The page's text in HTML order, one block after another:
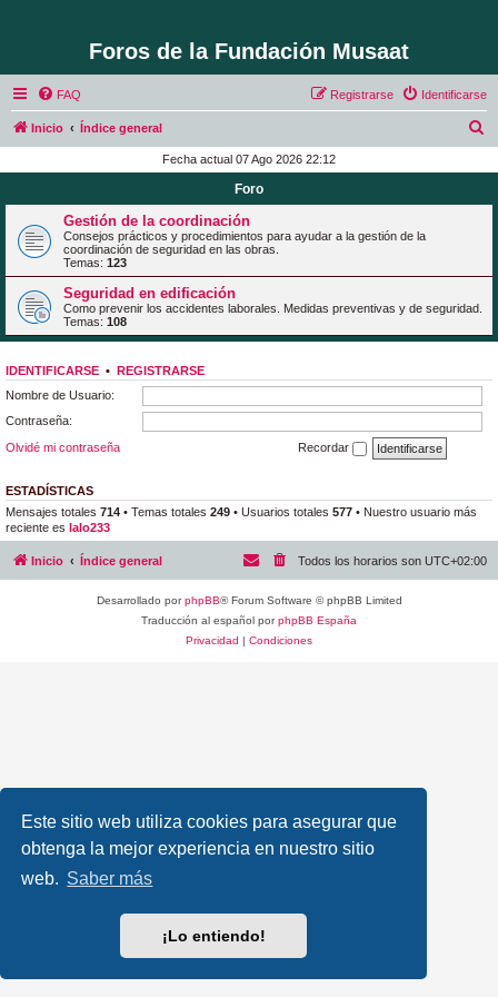
Este sitio web utiliza cookies para asegurar que
obtenga la mejor experiencia en nuestro sitio
web. Saber más
¡Lo entiendo!
Foros de la Fundación Musaat
FAQ Identificarse
Registrarse
Inicio Índice general
c
Fecha actual 07 Ago 2026 22:12
Foro
Gestión de la coordinación
Consejos prácticos y procedimientos para ayudar a la gestión de la
coordinación de seguridad en las obras.
Temas: 123
Seguridad en edificación
Como prevenir los accidentes laborales. Medidas preventivas y de seguridad.
Temas: 108
IDENTIFICARSE • REGISTRARSE
Nombre de Usuario:
Contraseña:
Olvidé mi contraseña
Recordar
ESTADÍSTICAS
Mensajes totales 714 • Temas totales 249 • Usuarios totales 577 • Nuestro usuario más
reciente es lalo233
Inicio Índice general Todos los horarios son UTC+02:00
Desarrollado porphpBB® Forum Software © phpBB Limited
Traducción al español porphpBB España
Privacidad | Condiciones